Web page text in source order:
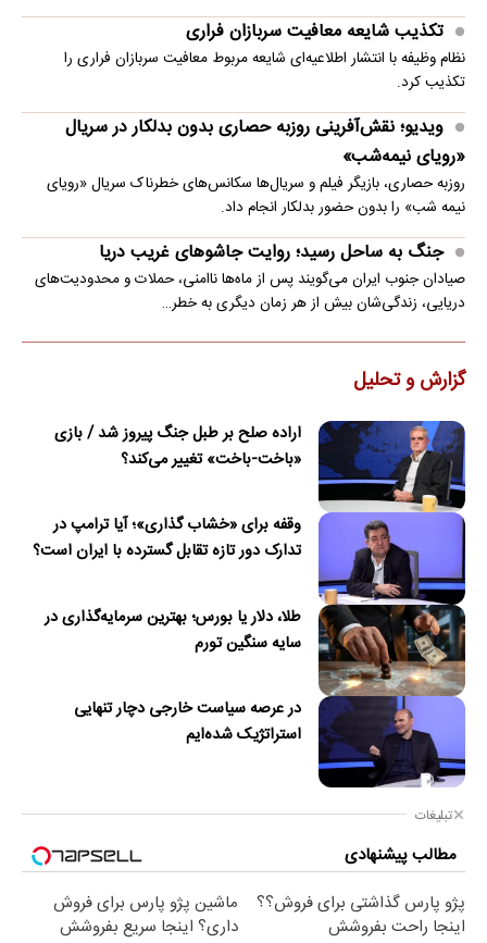
تکذیب شایعه معافیت سربازان فراری
نظام وظیفه با انتشار اطلاعیه‌ای شایعه مربوط معافیت سربازان فراری را
تکذیب کرد.
ویدیو؛ نقش‌آفرینی روزبه حصاری بدون بدلکار در سریال
«رویای نیمه‌شب»
روزبه حصاری، بازیگر فیلم و سریال‌ها سکانس‌های خطرناک سریال «رویای
نیمه شب» را بدون حضور بدلکار انجام داد.
جنگ به ساحل رسید؛ روایت جاشوهای غریب دریا
صیادان جنوب ایران می‌گویند پس از ماه‌ها ناامنی، حملات و محدودیت‌های
دریایی، زندگی‌شان بیش از هر زمان دیگری به خطر…
گزارش و تحلیل
اراده صلح بر طبل جنگ پیروز شد / بازی
«باخت-باخت» تغییر می‌کند؟
وقفه برای «خشاب گذاری»؛ آیا ترامپ در
تدارک دور تازه تقابل گسترده با ایران است؟
طلا، دلار یا بورس؛ بهترین سرمایه‌گذاری در
سایه سنگین تورم
در عرصه سیاست خارجی دچار تنهایی
استراتژیک شده‌ایم
تبلیغات
مطالب پیشنهادی
پژو پارس گذاشتی برای فروش؟؟
اینجا راحت بفروشش
ماشین پژو پارس برای فروش
داری؟ اینجا سریع بفروشش